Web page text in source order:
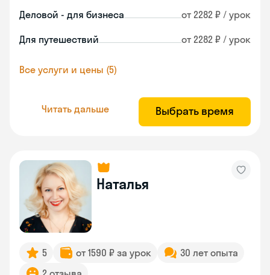
Деловой - для бизнеса от 2282 ₽ / урок
Для путешествий от 2282 ₽ / урок
Все услуги и цены (5)
Читать дальше Выбрать время
Наталья
5 от 1590 ₽ за урок
30 лет опыта